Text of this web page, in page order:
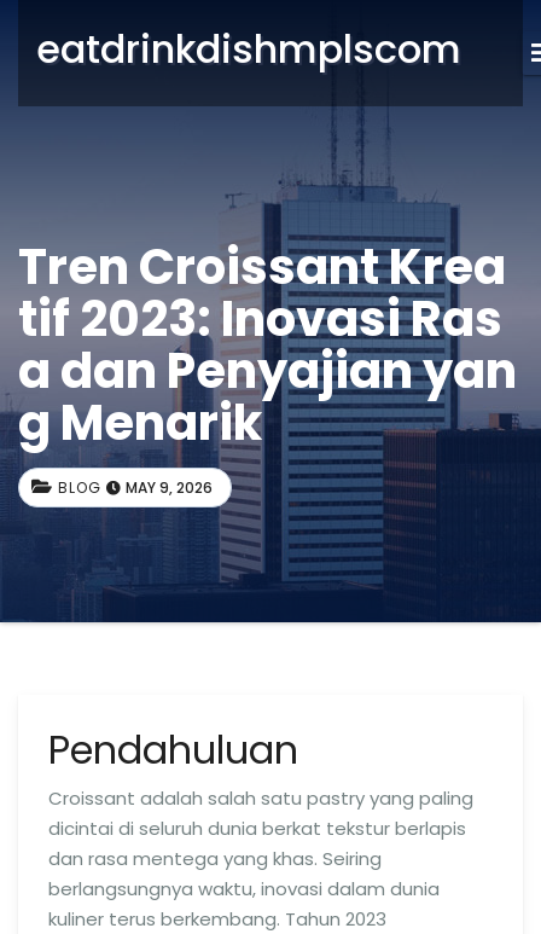
eatdrinkdishmplscom
Tren Croissant Krea
tif 2023: Inovasi Ras
a dan Penyajian yan
g Menarik
BLOG MAY 9, 2026
Pendahuluan
Croissant adalah salah satu pastry yang paling
dicintai di seluruh dunia berkat tekstur berlapis
dan rasa mentega yang khas. Seiring
berlangsungnya waktu, inovasi dalam dunia
kuliner terus berkembang. Tahun 2023